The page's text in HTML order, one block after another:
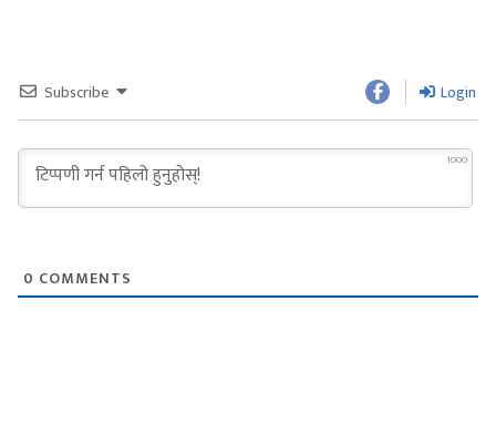
Subscribe Login
1000
0 COMMENTS